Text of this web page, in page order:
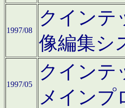
1997/08
クインテ
像編集シ
1997/05
クインテ
メインプ